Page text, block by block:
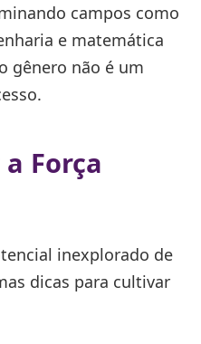
campos como
e matemática
gênero não é um
Força
inexplorado de
dicas para cultivar